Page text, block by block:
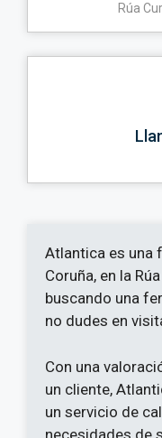
Rúa
Atlantica es una
Coruña, en la
buscando una
no dudes en
Con una
un cliente,
un servicio de
necesidades de